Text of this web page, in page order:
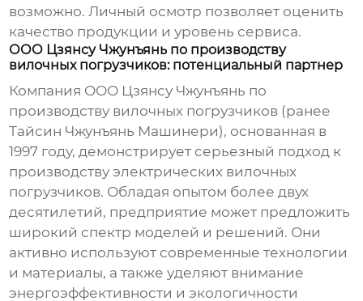
возможно. Личный осмотр позволяет оценить
качество продукции и уровень сервиса.
ООО Цзянсу Чжунъянь по производству
вилочных погрузчиков: потенциальный партнер
Компания ООО Цзянсу Чжунъянь по
производству вилочных погрузчиков (ранее
Тайсин Чжунъянь Машинери), основанная в
1997 году, демонстрирует серьезный подход к
производствуэлектрических вилочных
погрузчиков. Обладая опытом более двух
десятилетий, предприятие может предложить
широкий спектр моделей и решений. Они
активно используют современные технологии
и материалы, а также уделяют внимание
энергоэффективности и экологичности